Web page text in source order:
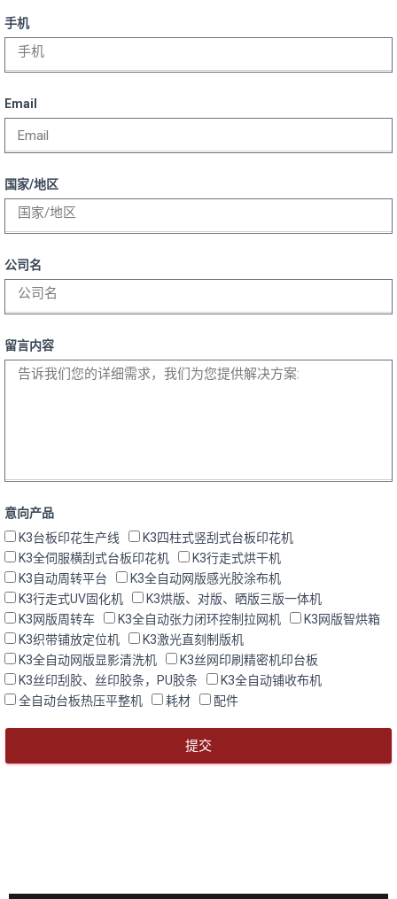
手机
Email
国家/地区
公司名
留言内容
意向产品
K3台板印花生产线
K3四柱式竖刮式台板印花机
K3全伺服横刮式台板印花机
K3行走式烘干机
K3自动周转平台
K3全自动网版感光胶涂布机
K3行走式UV固化机
K3烘版、对版、晒版三版一体机
K3网版周转车
K3全自动张力闭环控制拉网机
K3网版智烘箱
K3织带铺放定位机
K3激光直刻制版机
K3全自动网版显影清洗机
K3丝网印刷精密机印台板
K3丝印刮胶、丝印胶条，PU胶条
K3全自动铺收布机
全自动台板热压平整机
耗材 配件
提交